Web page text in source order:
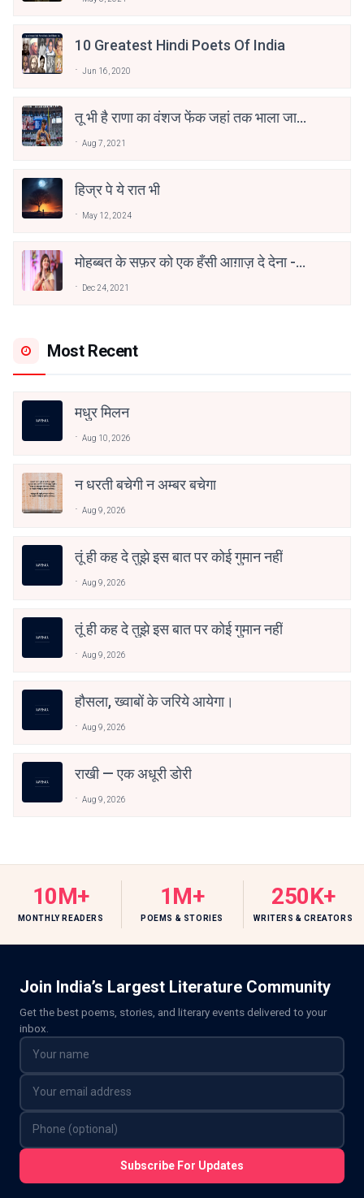
10 Greatest Hindi Poets Of India
Jun 16, 2020
तू भी है राणा का वंशज फेंक जहां तक भाला जाए:
Aug 7, 2021
हिज्र पे ये रात भी
May 12, 2024
मोहब्बत के सफ़र को एक हँसी आग़ाज़ दे देना -
Dec 24, 2021
Most Recent
मधुर मिलन
Aug 10, 2026
न धरती बचेगी न अम्बर बचेगा
Aug 9, 2026
तूं ही कह दे तुझे इस बात पर कोई गुमान नहीं
Aug 9, 2026
तूं ही कह दे तुझे इस बात पर कोई गुमान नहीं
Aug 9, 2026
हौसला, ख्वाबों के जरिये आयेगा।
Aug 9, 2026
राखी — एक अधूरी डोरी
Aug 9, 2026
10M+
MONTHLY READERS
1M+
POEMS & STORIES
250K+
WRITERS & CREATORS
Join India’s Largest Literature Community
Get the best poems, stories, and literary events delivered to your
inbox.
Subscribe For Updates